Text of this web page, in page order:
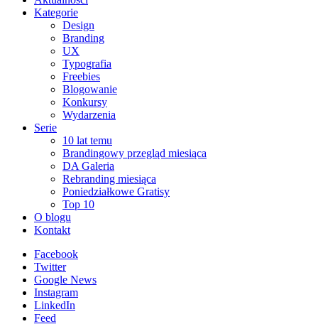
Kategorie
Design
Branding
UX
Typografia
Freebies
Blogowanie
Konkursy
Wydarzenia
Serie
10 lat temu
Brandingowy przegląd miesiąca
DA Galeria
Rebranding miesiąca
Poniedziałkowe Gratisy
Top 10
O blogu
Kontakt
Facebook
Twitter
Google News
Instagram
LinkedIn
Feed